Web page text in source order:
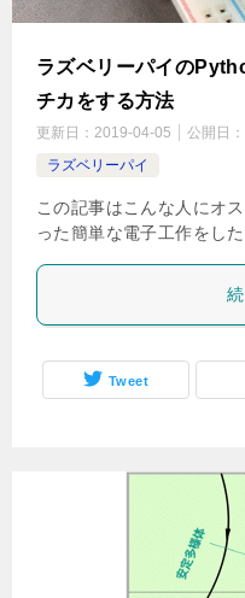
ラズベリーパイの
チカをする方法
更新日： 2019-04-05 公開日：
ラズベリーパイ
この記事はこんな人にオ
った簡単な電子工作をし
Tweet